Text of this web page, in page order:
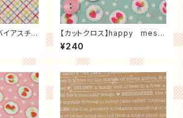
アスチェ
【カットクロス】happy mess
age 30's ストロベリーレー
ス（ミント）
¥240